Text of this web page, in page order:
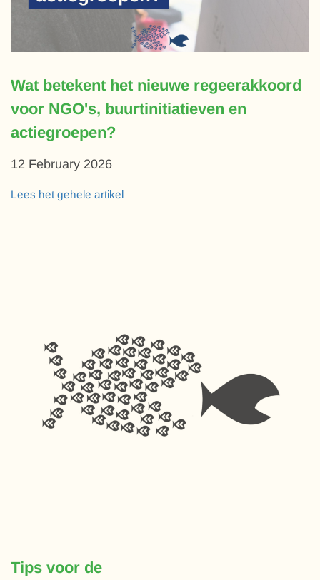
Wat betekent het nieuwe regeerakkoord
voor NGO's, buurtinitiatieven en
actiegroepen?
12 February 2026
Lees het gehele artikel
Tips voor de